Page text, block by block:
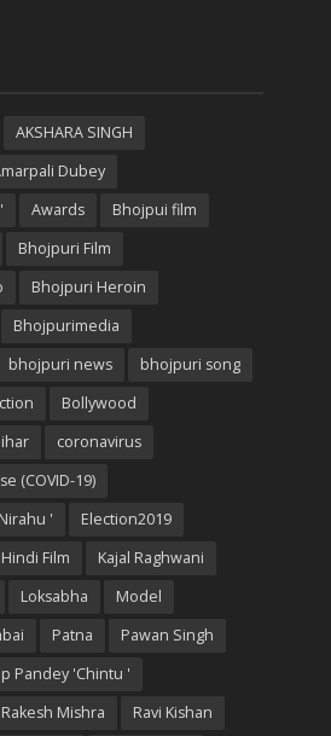
AKSHARA SINGH
Dubey
Awards
Bhojpui film
Bhojpuri Film
Bhojpuri Heroin
Bhojpurimedia
bhojpuri news
bhojpuri song
Bollywood
coronavirus
(COVID-19)
'
Election2019
Hindi Film
Kajal Raghwani
Loksabha
Model
Patna
Pawan Singh
Pandey 'Chintu '
Rakesh Mishra Ravi Kishan